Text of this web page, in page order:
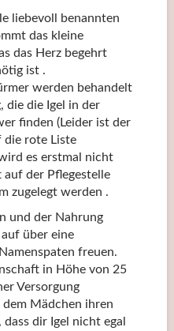
liebevoll benannten
das kleine
das Herz begehrt
ist .
werden behandelt
die die Igel in der
finden (Leider ist der
die rote Liste
es erstmal nicht
der Pflegestelle
zugelegt werden .
und der Nahrung
über eine
freuen.
in Höhe von 25
Versorgung
Mädchen ihren
dass dir Igel nicht egal